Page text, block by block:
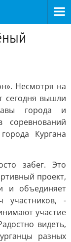
Несмотря на
сегодня вышли
города и
соревнований
Кургана
забег. Это
проект,
и объединяет
участников, -
участие
видеть,
разных